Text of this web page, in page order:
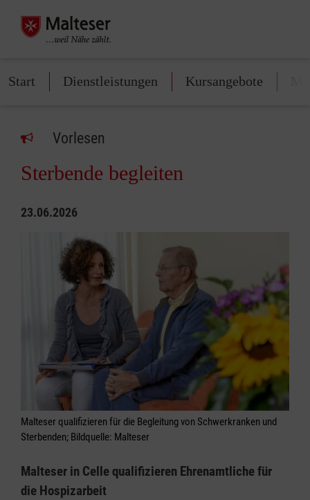
Start Dienstleistungen Kursangebote
Vorlesen
Sterbende begleiten
23.06.2026
Malteser qualifizieren für die Begleitung von Schwerkranken und
Sterbenden; Bildquelle: Malteser
Malteser in Celle qualifizieren Ehrenamtliche für
die Hospizarbeit